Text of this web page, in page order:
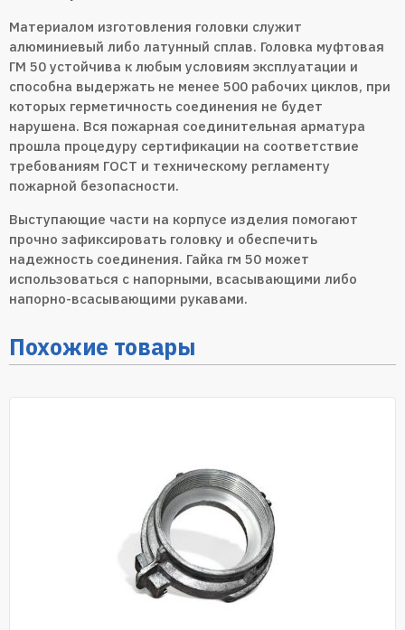
Материалом изготовления головки служит
алюминиевый либо латунный сплав. Головка муфтовая
ГМ 50 устойчива к любым условиям эксплуатации и
способна выдержать не менее 500 рабочих циклов, при
которых герметичность соединения не будет
нарушена. Вся пожарная соединительная арматура
прошла процедуру сертификации на соответствие
требованиям ГОСТ и техническому регламенту
пожарной безопасности.
Выступающие части на корпусе изделия помогают
прочно зафиксировать головку и обеспечить
надежность соединения. Гайка гм 50 может
использоваться с напорными, всасывающими либо
напорно-всасывающими рукавами.
Похожие товары